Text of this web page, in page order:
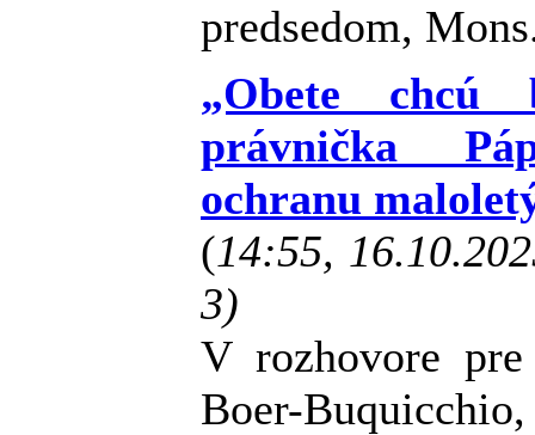
predsedom,
„Obete chcú
právnička
ochranu
(14:55,
3)
V rozhovore
Boer-